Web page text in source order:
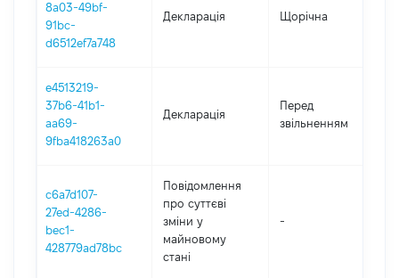
8a03-49bf-
91bc-
d6512ef7a748
Декларація Щорічна
e4513219-
37b6-41b1-
aa69-
9fba418263a0
Декларація
Перед
звільненням
c6a7d107-
27ed-4286-
bec1-
428779ad78bc
Повідомлення
про суттєві
зміни y
майновому
стані
-